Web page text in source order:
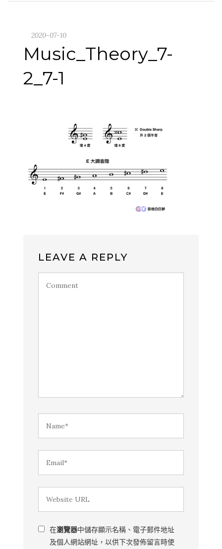
2020-07-10
Music_Theory_7-
2_7-1
LEAVE A REPLY
在瀏覽器中儲存顯示名稱、電子郵件地址
及個人網站網址，以供下次發佈留言時使